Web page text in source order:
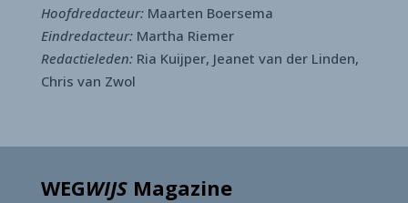
Hoofdredacteur:Maarten Boersema
Eindredacteur:Martha Riemer
Redactieleden:Ria Kuijper, Jeanet van der Linden,
Chris van Zwol
WEGWIJSMagazine